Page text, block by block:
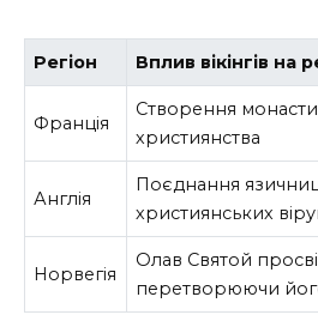
Регіон Вплив вікінгів на
Франція
Створення
християнства
Англія
Поєднання
християнських
Норвегія
Олав Святой
перетворюючи